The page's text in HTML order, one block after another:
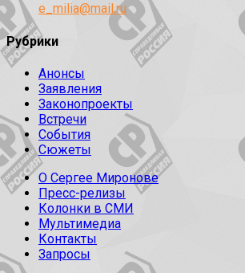
e_milia@mail.ru
Рубрики
Анонсы
Заявления
Законопроекты
Встречи
События
Сюжеты
О Сергее Миронове
Пресс-релизы
Колонки в СМИ
Мультимедиа
Контакты
Запросы